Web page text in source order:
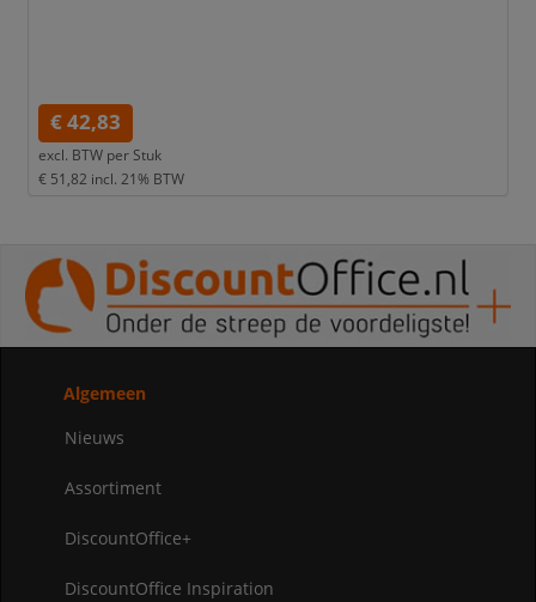
€ 42,83
excl. BTW per Stuk
€ 51,82 incl. 21% BTW
Algemeen
Nieuws
Assortiment
DiscountOffice+
DiscountOffice Inspiration